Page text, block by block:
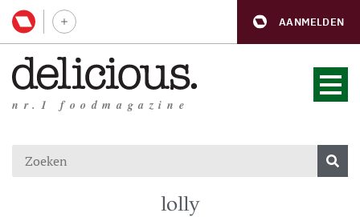
AANMELDEN
nr.1 foodmagazine
lolly